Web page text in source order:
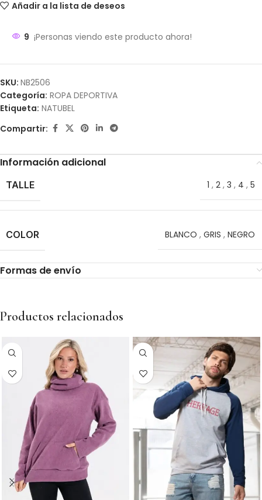
Añadir a la lista de deseos
9 ¡Personas viendo este producto ahora!
SKU: NB2506
Categoría: ROPA DEPORTIVA
Etiqueta: NATUBEL
Compartir:
Información adicional
TALLE 1 , 2 , 3 , 4 , 5
COLOR BLANCO , GRIS , NEGRO
Formas de envío
Productos relacionados